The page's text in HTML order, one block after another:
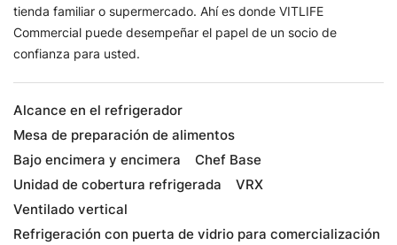
tienda familiar o supermercado. Ahí es donde VITLIFE
Commercial puede desempeñar el papel de un socio de
confianza para usted.
Alcance en el refrigerador
Mesa de preparación de alimentos
Bajo encimera y encimera
Chef Base
Unidad de cobertura refrigerada
VRX
Ventilado vertical
Refrigeración con puerta de vidrio para comercialización